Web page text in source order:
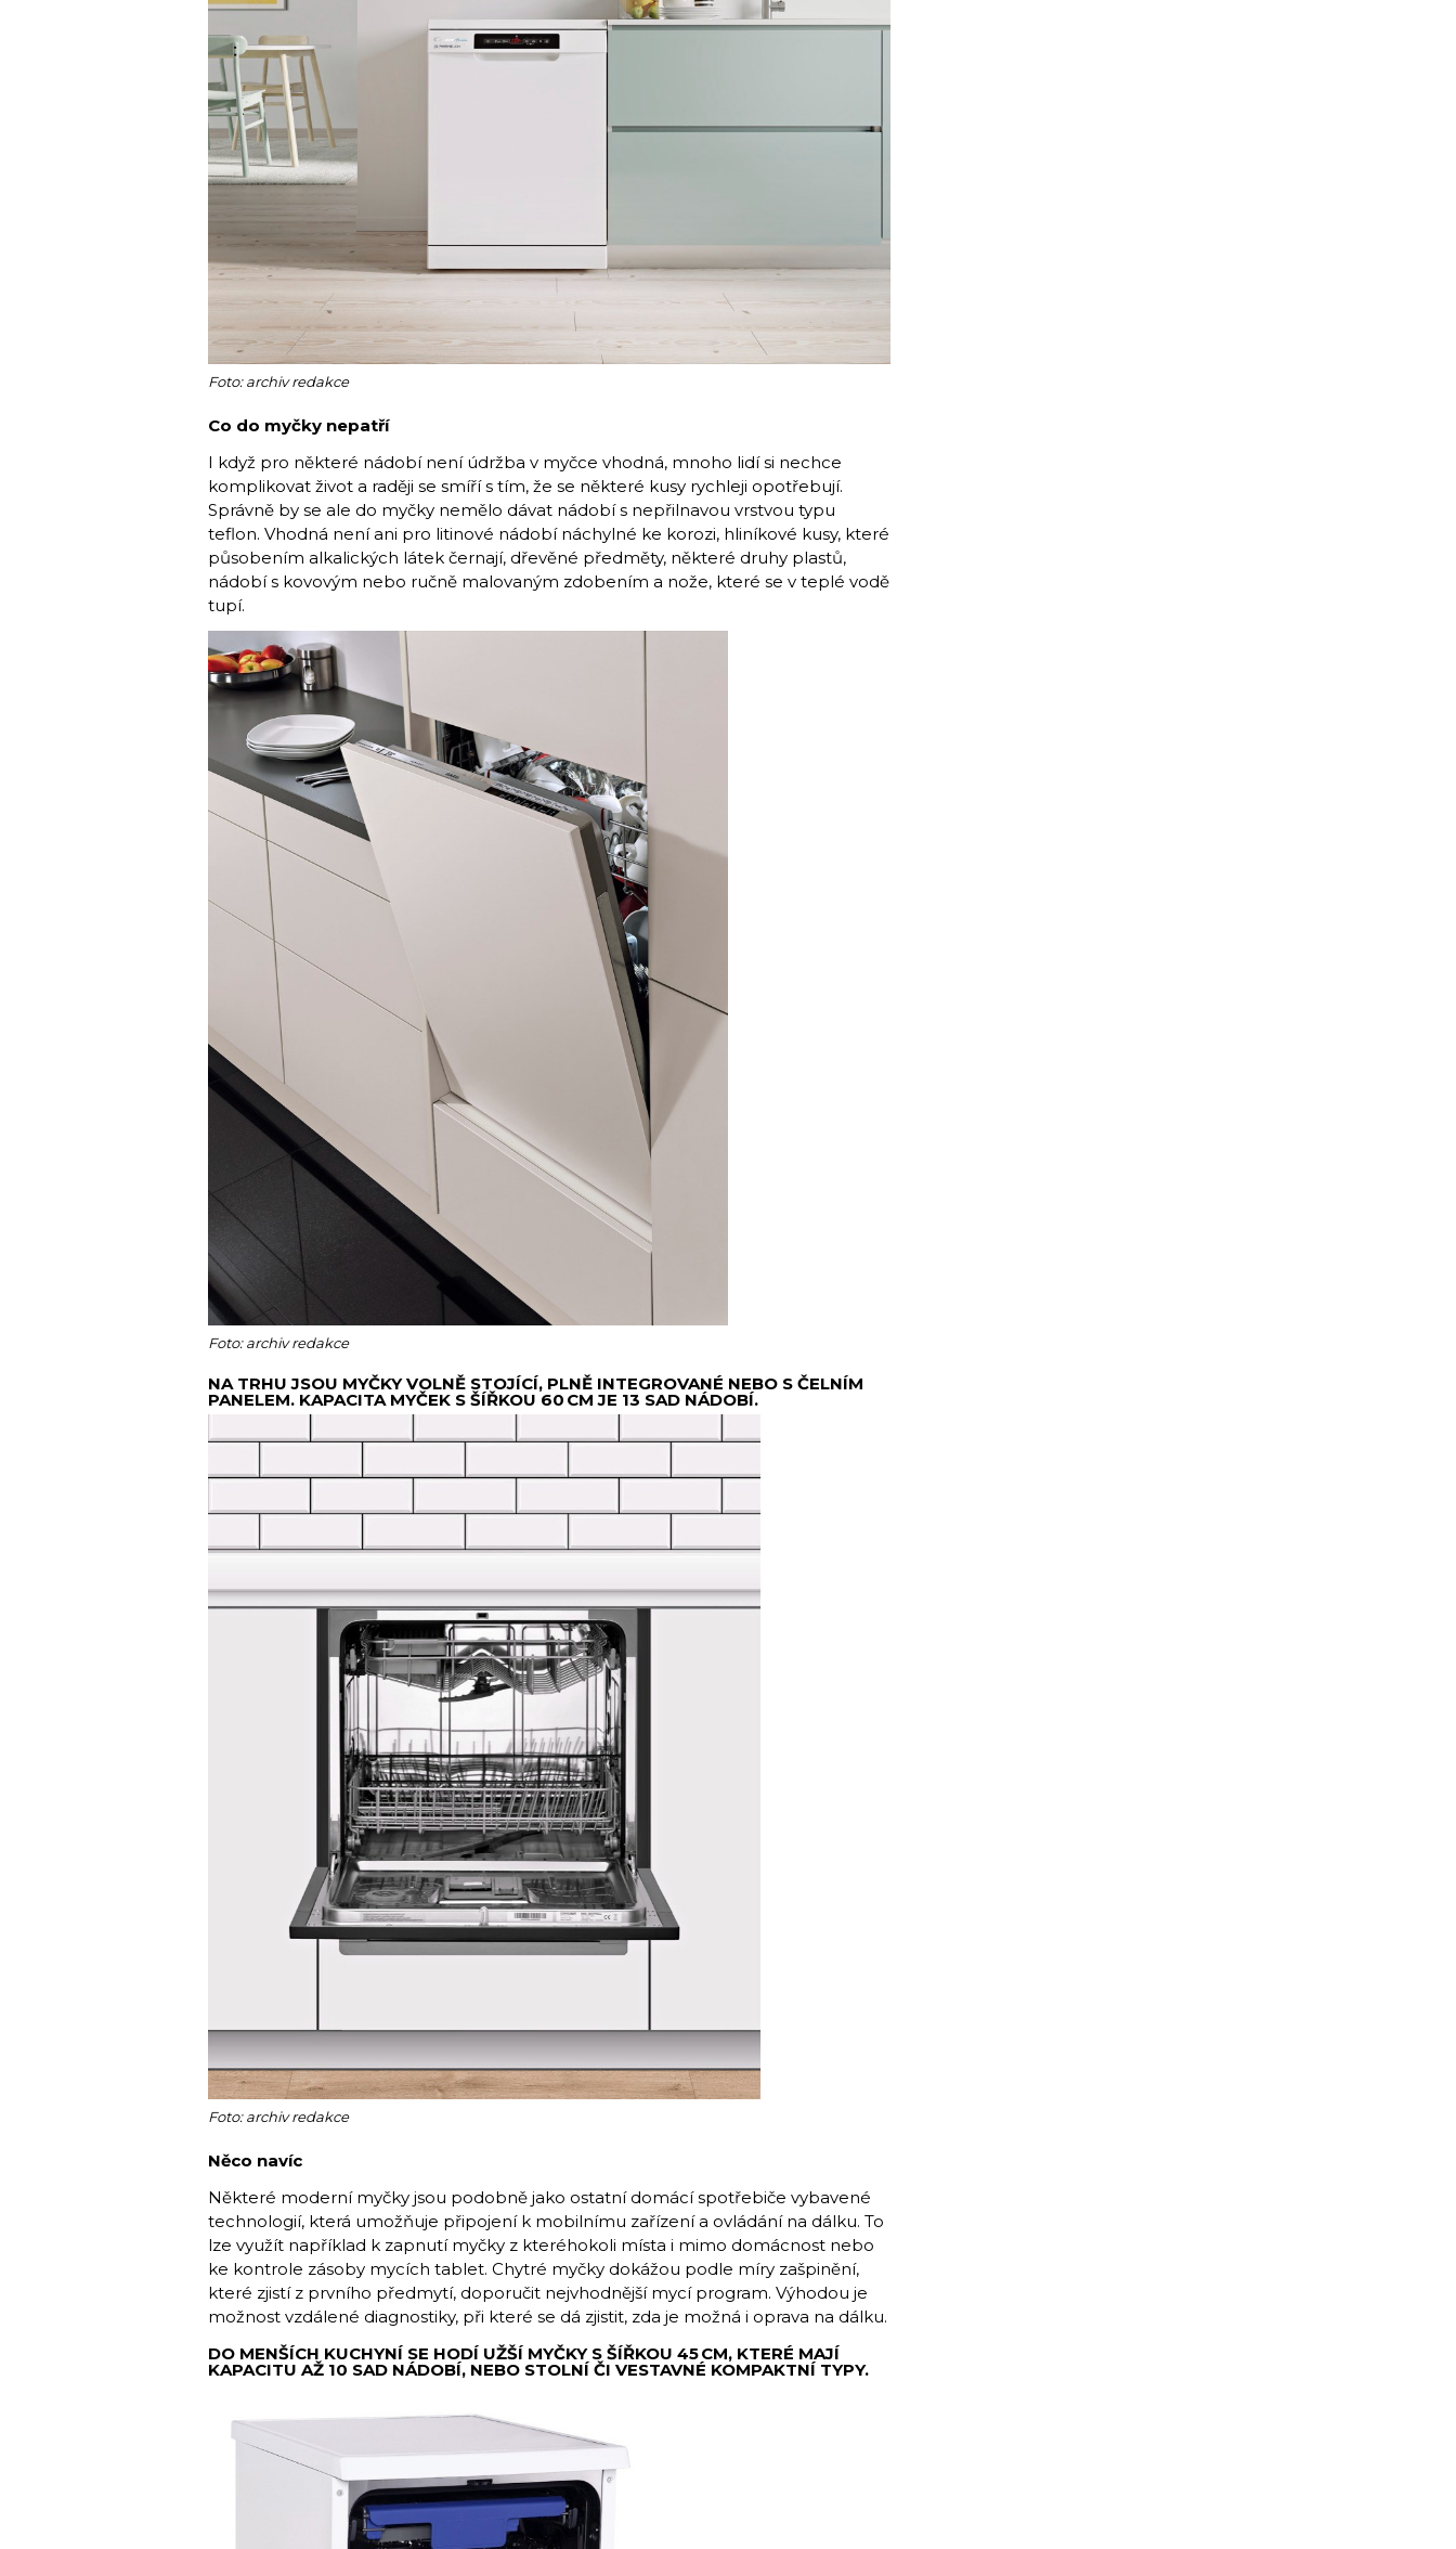
Foto: archiv redakce
Co do myčky nepatří
I když pro některé nádobí není údržba v myčce vhodná, mnoho lidí si nechce
komplikovat život a raději se smíří s tím, že se některé kusy rychleji opotřebují.
Správně by se ale do myčky nemělo dávat nádobí s nepřilnavou vrstvou typu
teflon. Vhodná není ani pro litinové nádobí náchylné ke korozi, hliníkové kusy, které
působením alkalických látek černají, dřevěné předměty, některé druhy plastů,
nádobí s kovovým nebo ručně malovaným zdobením a nože, které se v teplé vodě
tupí.
Foto: archiv redakce
NA TRHU JSOU MYČKY VOLNĚ STOJÍCÍ, PLNĚ INTEGROVANÉ NEBO S ČELNÍM
PANELEM. KAPACITA MYČEK S ŠÍŘKOU 60 CM JE 13 SAD NÁDOBÍ.
Foto: archiv redakce
Něco navíc
Některé moderní myčky jsou podobně jako ostatní domácí spotřebiče vybavené
technologií, která umožňuje připojení k mobilnímu zařízení a ovládání na dálku. To
lze využít například k zapnutí myčky z kteréhokoli místa i mimo domácnost nebo
ke kontrole zásoby mycích tablet. Chytré myčky dokážou podle míry zašpinění,
které zjistí z prvního předmytí, doporučit nejvhodnější mycí program. Výhodou je
možnost vzdálené diagnostiky, při které se dá zjistit, zda je možná i oprava na dálku.
DO MENŠÍCH KUCHYNÍ SE HODÍ UŽŠÍ MYČKY S ŠÍŘKOU 45 CM, KTERÉ MAJÍ
KAPACITU AŽ 10 SAD NÁDOBÍ, NEBO STOLNÍ ČI VESTAVNÉ KOMPAKTNÍ TYPY.